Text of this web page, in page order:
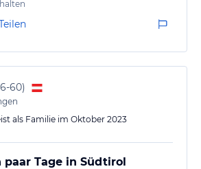
60)
als Familie im Oktober 2023
Tage in Südtirol